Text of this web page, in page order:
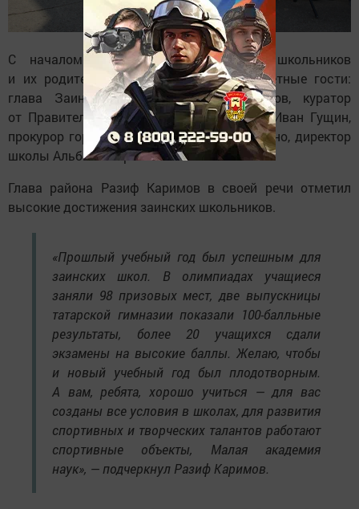
С началом учебного года учителей, школьников
и их родителей пришли поздравить почётные гости:
глава Заинского района Разиф Каримов, куратор
от Правительства Республики Татарстан Иван Гущин,
прокурор города Сергей Урванцев и, конечно, директор
школы Альбина Ларина.
Глава района Разиф Каримов в своей речи отметил
высокие достижения заинских школьников.
«Прошлый учебный год был успешным для
заинских школ. В олимпиадах учащиеся
заняли 98 призовых мест, две выпускницы
татарской гимназии показали 100-балльные
результаты, более 20 учащихся сдали
экзамены на высокие баллы. Желаю, чтобы
и новый учебный год был плодотворным.
А вам, ребята, хорошо учиться — для вас
созданы все условия в школах, для развития
спортивных и творческих талантов работают
спортивные объекты, Малая академия
наук», — подчеркнул Разиф Каримов.